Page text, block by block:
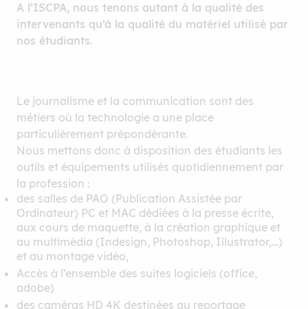
A l’ISCPA, nous tenons autant à la qualité des
intervenants qu’à la qualité du matériel utilisé par
nos étudiants.
Le journalisme et la communication sont des
métiers où la technologie a une place
particulièrement prépondérante.
Nous mettons donc à disposition des étudiants les
outils et équipements utilisés quotidiennement par
la profession :
des salles de PAO (Publication Assistée par
Ordinateur) PC et MAC dédiées à la presse écrite,
aux cours de maquette, à la création graphique et
au multimédia (Indesign, Photoshop, Illustrator,…)
et au montage vidéo,
Accès à l’ensemble des suites logiciels (office,
adobe)
des caméras HD 4K destinées au reportage